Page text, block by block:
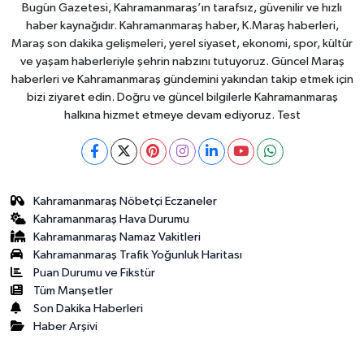
Bugün Gazetesi, Kahramanmaraş’ın tarafsız, güvenilir ve hızlı
haber kaynağıdır. Kahramanmaraş haber, K.Maraş haberleri,
Maraş son dakika gelişmeleri, yerel siyaset, ekonomi, spor, kültür
ve yaşam haberleriyle şehrin nabzını tutuyoruz. Güncel Maraş
haberleri ve Kahramanmaraş gündemini yakından takip etmek için
bizi ziyaret edin. Doğru ve güncel bilgilerle Kahramanmaraş
halkına hizmet etmeye devam ediyoruz. Test
Kahramanmaraş Nöbetçi Eczaneler
Kahramanmaraş Hava Durumu
Kahramanmaraş Namaz Vakitleri
Kahramanmaraş Trafik Yoğunluk Haritası
Puan Durumu ve Fikstür
Tüm Manşetler
Son Dakika Haberleri
Haber Arşivi